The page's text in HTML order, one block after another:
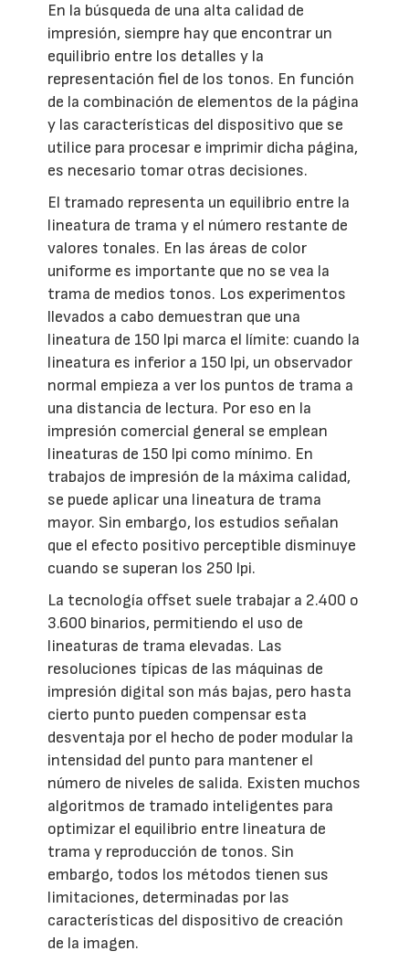
En la búsqueda de una alta calidad de
impresión, siempre hay que encontrar un
equilibrio entre los detalles y la
representación fiel de los tonos. En función
de la combinación de elementos de la página
y las características del dispositivo que se
utilice para procesar e imprimir dicha página,
es necesario tomar otras decisiones.
El tramado representa un equilibrio entre la
lineatura de trama y el número restante de
valores tonales. En las áreas de color
uniforme es importante que no se vea la
trama de medios tonos. Los experimentos
llevados a cabo demuestran que una
lineatura de 150 lpi marca el límite: cuando la
lineatura es inferior a 150 lpi, un observador
normal empieza a ver los puntos de trama a
una distancia de lectura. Por eso en la
impresión comercial general se emplean
lineaturas de 150 lpi como mínimo. En
trabajos de impresión de la máxima calidad,
se puede aplicar una lineatura de trama
mayor. Sin embargo, los estudios señalan
que el efecto positivo perceptible disminuye
cuando se superan los 250 lpi.
La tecnología offset suele trabajar a 2.400 o
3.600 binarios, permitiendo el uso de
lineaturas de trama elevadas. Las
resoluciones típicas de las máquinas de
impresión digital son más bajas, pero hasta
cierto punto pueden compensar esta
desventaja por el hecho de poder modular la
intensidad del punto para mantener el
número de niveles de salida. Existen muchos
algoritmos de tramado inteligentes para
optimizar el equilibrio entre lineatura de
trama y reproducción de tonos. Sin
embargo, todos los métodos tienen sus
limitaciones, determinadas por las
características del dispositivo de creación
de la imagen.